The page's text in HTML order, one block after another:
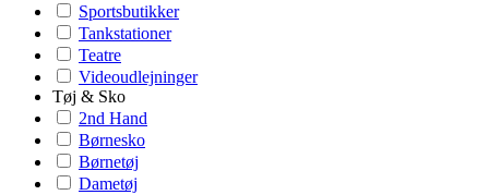
Sportsbutikker
Tankstationer
Teatre
Videoudlejninger
Tøj & Sko
2nd Hand
Børnesko
Børnetøj
Dametøj